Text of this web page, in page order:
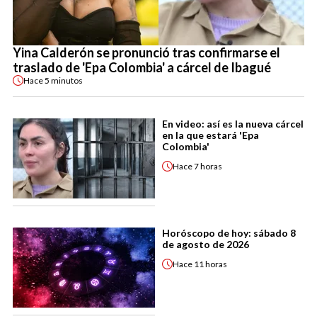
Yina Calderón se pronunció tras confirmarse el
traslado de 'Epa Colombia' a cárcel de Ibagué
Hace5 minutos
En video: así es la nueva cárcel
en la que estará 'Epa
Colombia'
Hace7 horas
Horóscopo de hoy: sábado 8
de agosto de 2026
Hace 11 horas